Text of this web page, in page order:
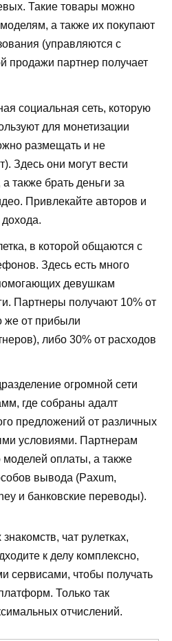
Такие товары можно
а также их покупают
(управляются с
продажи партнер получает
социальная сеть, которую
для монетизации
размещать и не
Здесь они могут вести
также брать деньги за
Привлекайте авторов и
дохода.
в которой общаются с
Здесь есть много
девушкам
Партнеры получают 10% от
же от прибыли
либо 30% от расходов
огромной сети
где собраны адалт
предложений от различных
условиями. Партнерам
моделей оплаты, а также
вывода (Paxum,
и банковские переводы).
чат рулетках,
к делу комплексно,
сервисами, чтобы получать
Только так
отчислений.